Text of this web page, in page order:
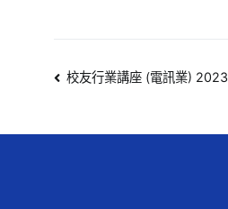
文校友行業講座 (電訊業)